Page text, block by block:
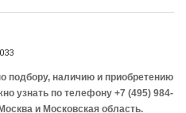
наличию и приобретению
узнать по телефону +7 (495) 984-
и Московская область.